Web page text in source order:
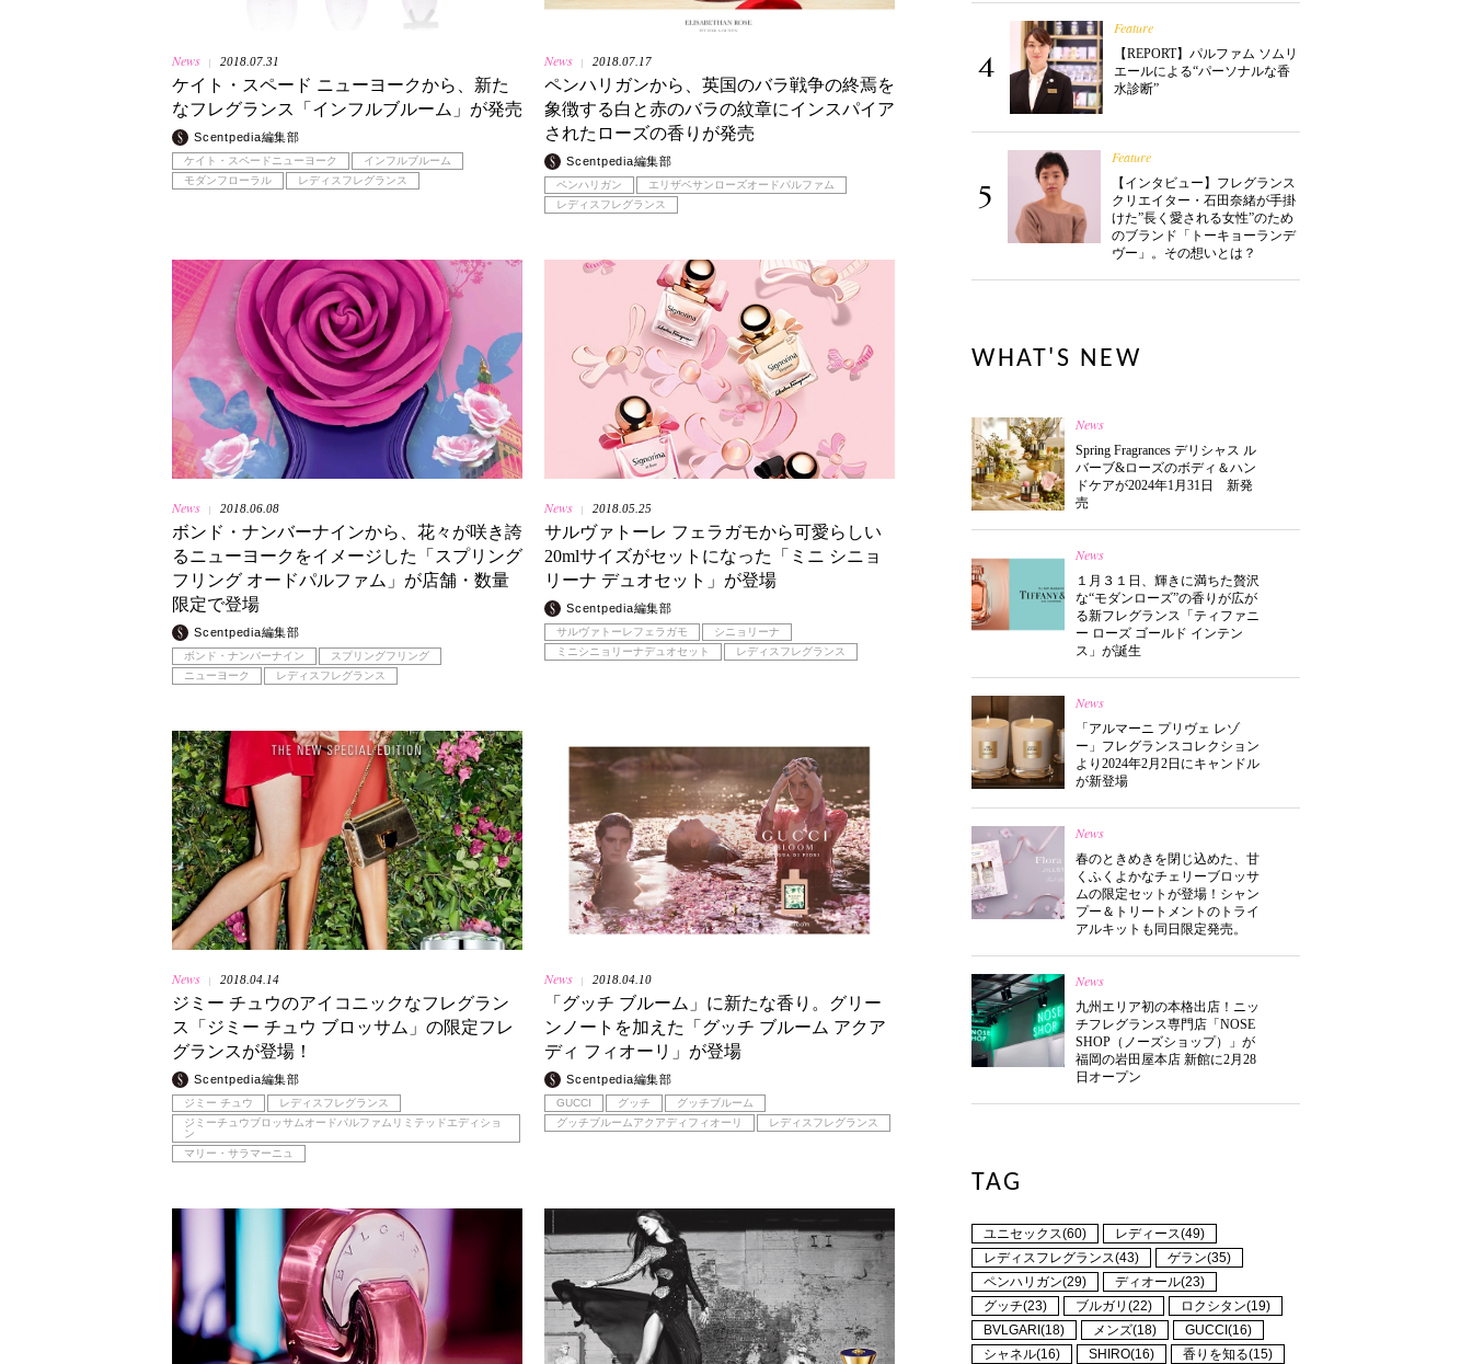
News 2018.07.31
ケイト・スペード ニューヨークから、新た
なフレグランス「インフルブルーム」が発売
Scentpedia編集部
ケイト・スペードニューヨーク
インフルブルーム
モダンフローラル
レディスフレグランス
News 2018.07.17
ペンハリガンから、英国のバラ戦争の終焉を
象徴する白と赤のバラの紋章にインスパイア
されたローズの香りが発売
Scentpedia編集部
ペンハリガン
エリザベサンローズオードパルファム
レディスフレグランス
News 2018.06.08
ボンド・ナンバーナインから、花々が咲き誇
るニューヨークをイメージした「スプリング
フリング オードパルファム」が店舗・数量
限定で登場
Scentpedia編集部
ボンド・ナンバーナイン
スプリングフリング
ニューヨーク
レディスフレグランス
News 2018.05.25
サルヴァトーレ フェラガモから可愛らしい
20mlサイズがセットになった「ミニ シニョ
リーナ デュオセット」が登場
Scentpedia編集部
サルヴァトーレフェラガモ
シニョリーナ
ミニシニョリーナデュオセット
レディスフレグランス
News 2018.04.14
ジミー チュウのアイコニックなフレグラン
ス「ジミー チュウ ブロッサム」の限定フレ
グランスが登場！
Scentpedia編集部
ジミー チュウ
レディスフレグランス
ジミーチュウブロッサムオードパルファムリミテッドエディショ
ン
マリー・サラマーニュ
News 2018.04.10
「グッチ ブルーム」に新たな香り。グリー
ンノートを加えた「グッチ ブルーム アクア
ディ フィオーリ」が登場
Scentpedia編集部
GUCCI グッチ
グッチブルーム
グッチブルームアクアディフィオーリ
レディスフレグランス
4
Feature
【REPORT】パルファム ソムリ
エールによる“パーソナルな香
水診断”
5
Feature
【インタビュー】フレグランス
クリエイター・石田奈緒が手掛
けた”長く愛される女性”のため
のブランド「トーキョーランデ
ヴー」。その想いとは？
WHAT'S NEW
News
Spring Fragrances デリシャス ル
バーブ&ローズのボディ＆ハン
ドケアが2024年1月31日 新発
売
News
１月３１日、輝きに満ちた贅沢
な“モダンローズ”の香りが広が
る新フレグランス「ティファニ
ー ローズ ゴールド インテン
ス」が誕生
News
「アルマーニ プリヴェ レゾ
ー」フレグランスコレクション
より2024年2月2日にキャンドル
が新登場
News
春のときめきを閉じ込めた、甘
くふくよかなチェリーブロッサ
ムの限定セットが登場！シャン
プー＆トリートメントのトライ
アルキットも同日限定発売。
News
九州エリア初の本格出店！ニッ
チフレグランス専門店「NOSE
SHOP（ノーズショップ）」が
福岡の岩田屋本店 新館に2月28
日オープン
TAG
ユニセックス(60)
レディース(49)
レディスフレグランス(43)
ゲラン(35)
ペンハリガン(29)
ディオール(23)
グッチ(23)
ブルガリ(22)
ロクシタン(19)
BVLGARI(18)
メンズ(18)
GUCCI(16)
シャネル(16)
SHIRO(16)
香りを知る(15)